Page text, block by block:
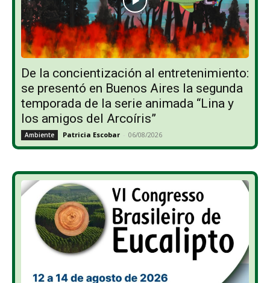
De la concientización al entretenimiento:
se presentó en Buenos Aires la segunda
temporada de la serie animada “Lina y
los amigos del Arcoíris”
Ambiente Patricia Escobar - 06/08/2026